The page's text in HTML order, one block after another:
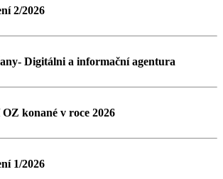
2/2026
Digitálni a informační agentura
OZ konané v roce 2026
1/2026